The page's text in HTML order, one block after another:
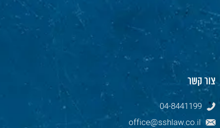
צור קשר
04-8441199
office@sshlaw.co.il